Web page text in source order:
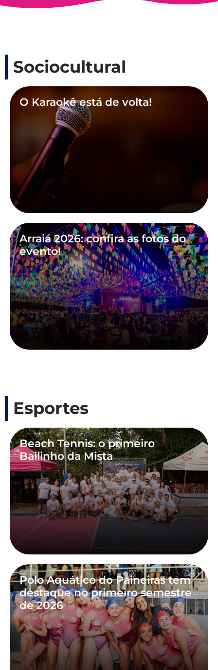
Sociocultural
O Karaokê está de volta!
Arraiá 2026: confira as fotos do
evento!
Esportes
Beach Tennis: o primeiro
Bailinho da Mista
Polo Aquático do Paineiras tem
destaque no primeiro semestre
de 2026